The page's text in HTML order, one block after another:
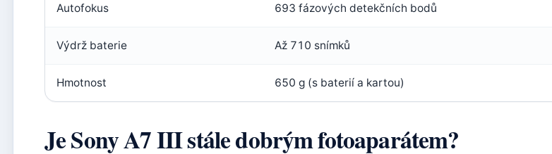
Autofokus 693 fázových detekčních bodů
Výdrž baterie Až 710 snímků
Hmotnost 650 g (s baterií a kartou)
Je Sony A7 III stále dobrým fotoaparátem?